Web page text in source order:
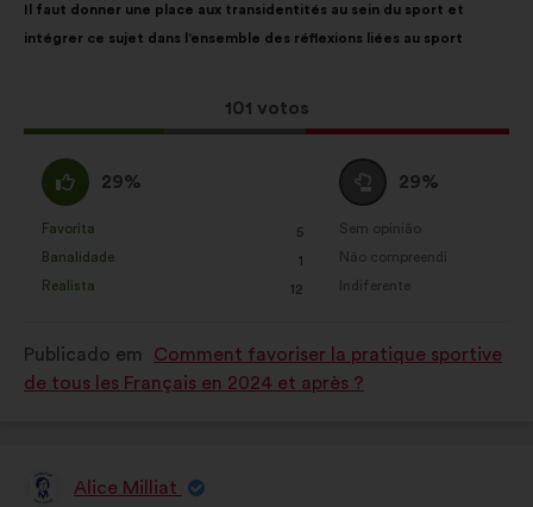
da
proposta:
Il faut donner une place aux transidentités au sein du sport et
intégrer ce sujet dans l’ensemble des réflexions liées au sport
Esta
proposta
101 votos
repartição
é
Concordo
:
29%
em:
Favorita
: 5
vezes
Banalidade
: 1
vezes
Realista
: 12
vezes
Voto
neutro
:
29%
em:
Sem opinião
:vezes
Não compreendi
:vezes
Indiferente
:vezes
Publicado em
Comment favoriser la pratique sportive
de tous les Français en 2024 et après ?
PropostaAlice Milliat